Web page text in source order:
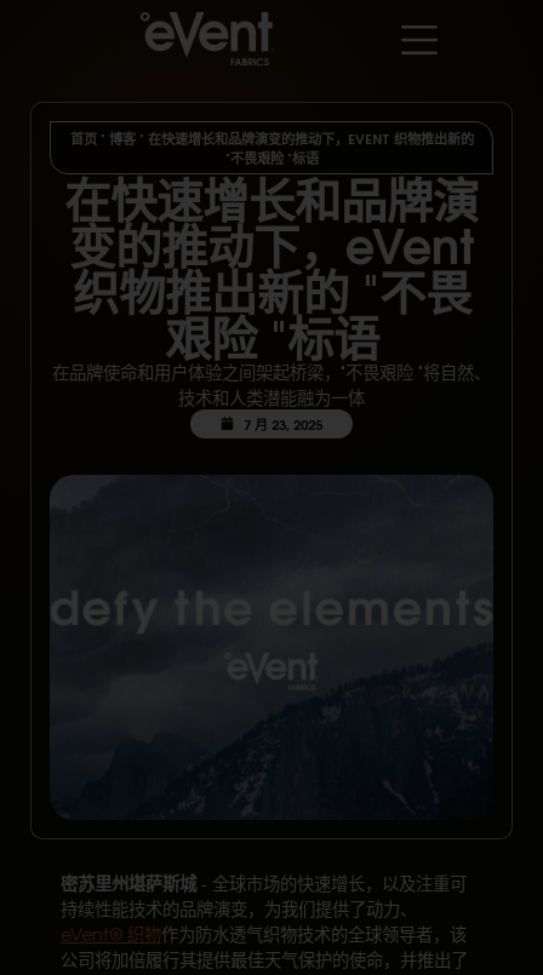
首页" 博客" 在快速增长和品牌演变的推动下，EVENT 织物推出新的
"不畏艰险 "标语
在快速增长和品牌演
变的推动下，eVent
织物推出新的 "不畏
艰险 "标语
在品牌使命和用户体验之间架起桥梁，"不畏艰险 "将自然、
技术和人类潜能融为一体
7 月 23, 2025
密苏里州堪萨斯城- 全球市场的快速增长，以及注重可
持续性能技术的品牌演变，为我们提供了动力、
eVent®️ 织物作为防水透气织物技术的全球领导者，该
公司将加倍履行其提供最佳天气保护的使命，并推出了